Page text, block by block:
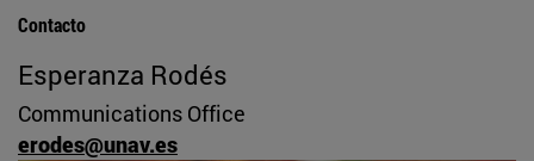
Contacto
Esperanza Rodés
Communications Office
erodes@unav.es